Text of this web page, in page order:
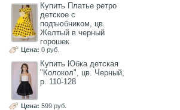
Купить Платье ретро
детское с
подъюбником, цв.
Желтый в черный
горошек
Цена: 0 руб.
Купить Юбка детская
"Колокол", цв. Черный,
р. 110-128
Цена: 599 руб.